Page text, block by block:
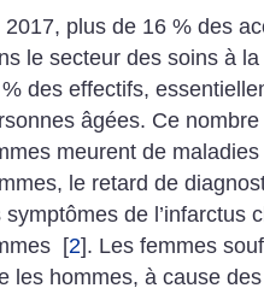
2017, plus de 16 % des
le secteur des soins à
% des effectifs,
âgées. Ce
meurent de
le retard de
symptômes de l’infarctus
[2]. Les femmes
les hommes, à cause